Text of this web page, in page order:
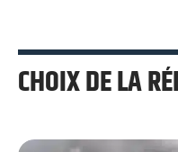
CHOIX DE LA